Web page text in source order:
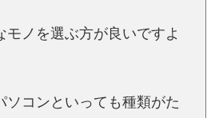
モノを選ぶ方が良いですよ
ソコンといっても種類がた